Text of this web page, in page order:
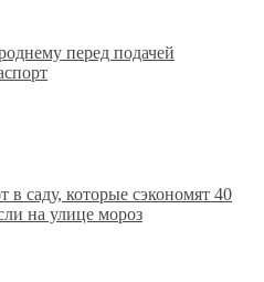
перед подачей
в саду, которые сэкономят 40
на улице мороз